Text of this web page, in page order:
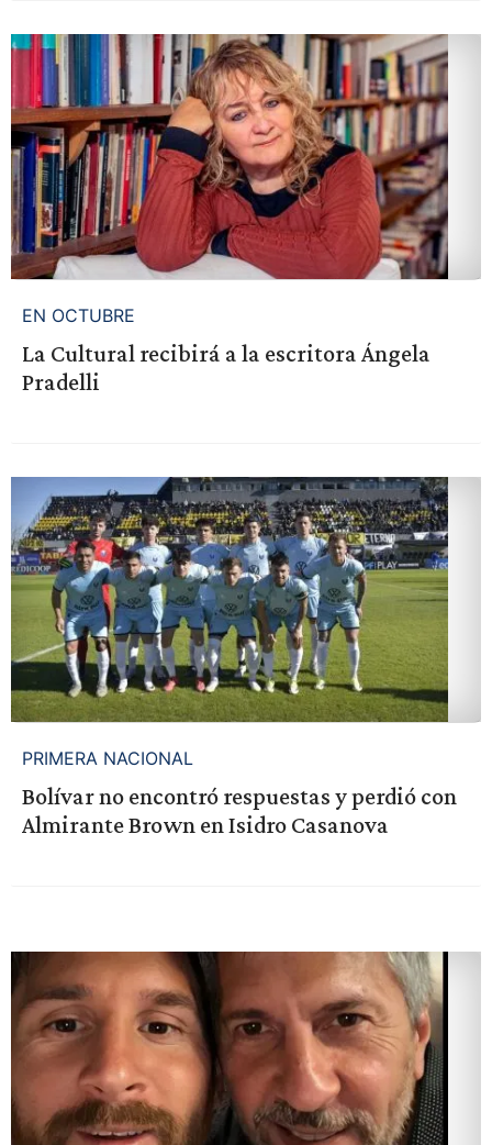
EN OCTUBRE
La Cultural recibirá a la escritora Ángela
Pradelli
PRIMERA NACIONAL
Bolívar no encontró respuestas y perdió con
Almirante Brown en Isidro Casanova